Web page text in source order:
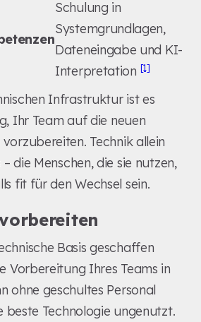
Schulung in
Systemgrundlagen,
Dateneingabe und KI-
Interpretation [1]
Infrastruktur ist es
Ihr Team auf die neuen
Technik allein
die Menschen, die sie nutzen,
fit für den Wechsel sein.
Basis geschaffen
Vorbereitung Ihres Teams in
ohne geschultes Personal
beste Technologie ungenutzt.